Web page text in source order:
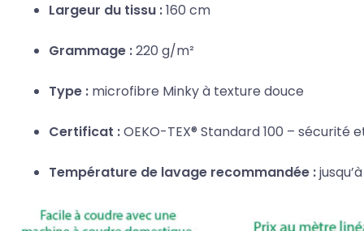
Largeur du tissu :160 cm
Grammage :220 g/m²
Type : microfibre Minky à texture douce
Certificat :OEKO-TEX® Standard 100 –
Température de lavage recommandée :